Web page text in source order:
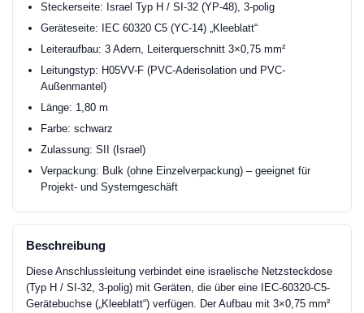
Steckerseite: Israel Typ H / SI-32 (YP-48), 3-polig
Geräteseite: IEC 60320 C5 (YC-14) „Kleeblatt“
Leiteraufbau: 3 Adern, Leiterquerschnitt 3×0,75 mm²
Leitungstyp: H05VV-F (PVC-Aderisolation und PVC-
Außenmantel)
Länge: 1,80 m
Farbe: schwarz
Zulassung: SII (Israel)
Verpackung: Bulk (ohne Einzelverpackung) – geeignet für
Projekt- und Systemgeschäft
Beschreibung
Diese Anschlussleitung verbindet eine israelische Netzsteckdose
(Typ H / SI-32, 3-polig) mit Geräten, die über eine IEC-60320-C5-
Gerätebuchse („Kleeblatt“) verfügen. Der Aufbau mit 3×0,75 mm²